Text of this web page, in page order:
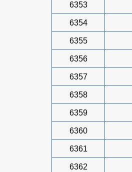
6353
6354
6355
6356
6357
6358
6359
6360
6361
6362